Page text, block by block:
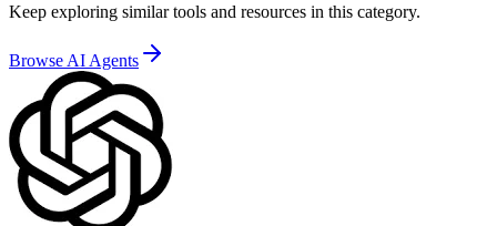
Keep exploring similar tools and resources in this category.
Browse AI Agents